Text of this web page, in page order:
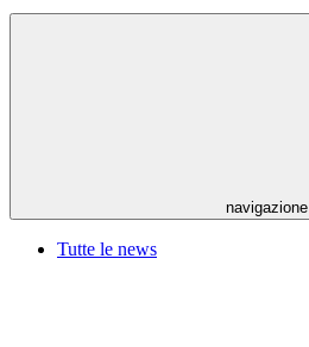
navigazione
Tutte le news